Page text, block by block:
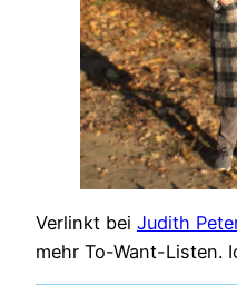
Verlinkt bei Judith
mehr To-Want-Listen.